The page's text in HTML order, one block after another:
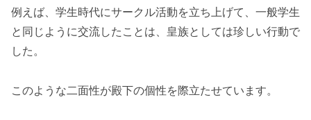
例えば、学生時代にサークル活動を立ち上げて、一般学生
と同じように交流したことは、皇族としては珍しい行動で
した。
このような二面性が殿下の個性を際立たせています。